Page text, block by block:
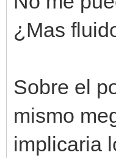
¿Mas
Sobre el
mismo
implicaria